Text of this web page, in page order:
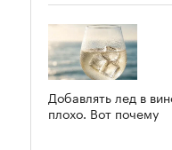
Добавлять лед в
плохо. Вот почему